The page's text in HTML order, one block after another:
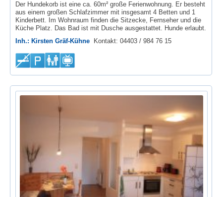
Der Hundekorb ist eine ca. 60m² große Ferienwohnung. Er besteht
aus einem großen Schlafzimmer mit insgesamt 4 Betten und 1
Kinderbett. Im Wohnraum finden die Sitzecke, Fernseher und die
Küche Platz. Das Bad ist mit Dusche ausgestattet. Hunde erlaubt.
Inh.: Kirsten Gräf-Kühne
Kontakt: 04403 / 984 76 15